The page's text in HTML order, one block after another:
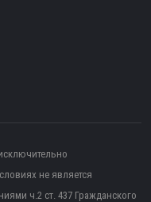
не является
ч.2 ст. 437 Гражданского